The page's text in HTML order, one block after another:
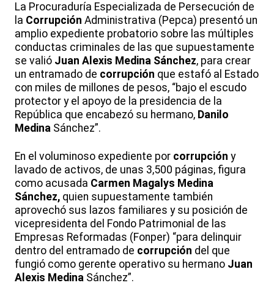
La Procuraduría Especializada de Persecución de
la Corrupción Administrativa (Pepca) presentó un
amplio expediente probatorio sobre las múltiples
conductas criminales de las que supuestamente
se valió Juan Alexis Medina Sánchez, para crear
un entramado de corrupción que estafó al Estado
con miles de millones de pesos, “bajo el escudo
protector y el apoyo de la presidencia de la
República que encabezó su hermano, Danilo
Medina Sánchez”.
En el voluminoso expediente por corrupción y
lavado de activos, de unas 3,500 páginas, figura
como acusada Carmen Magalys Medina
Sánchez, quien supuestamente también
aprovechó sus lazos familiares y su posición de
vicepresidenta del Fondo Patrimonial de las
Empresas Reformadas (Fonper) “para delinquir
dentro del entramado de corrupción del que
fungió como gerente operativo su hermano Juan
Alexis Medina Sánchez”.